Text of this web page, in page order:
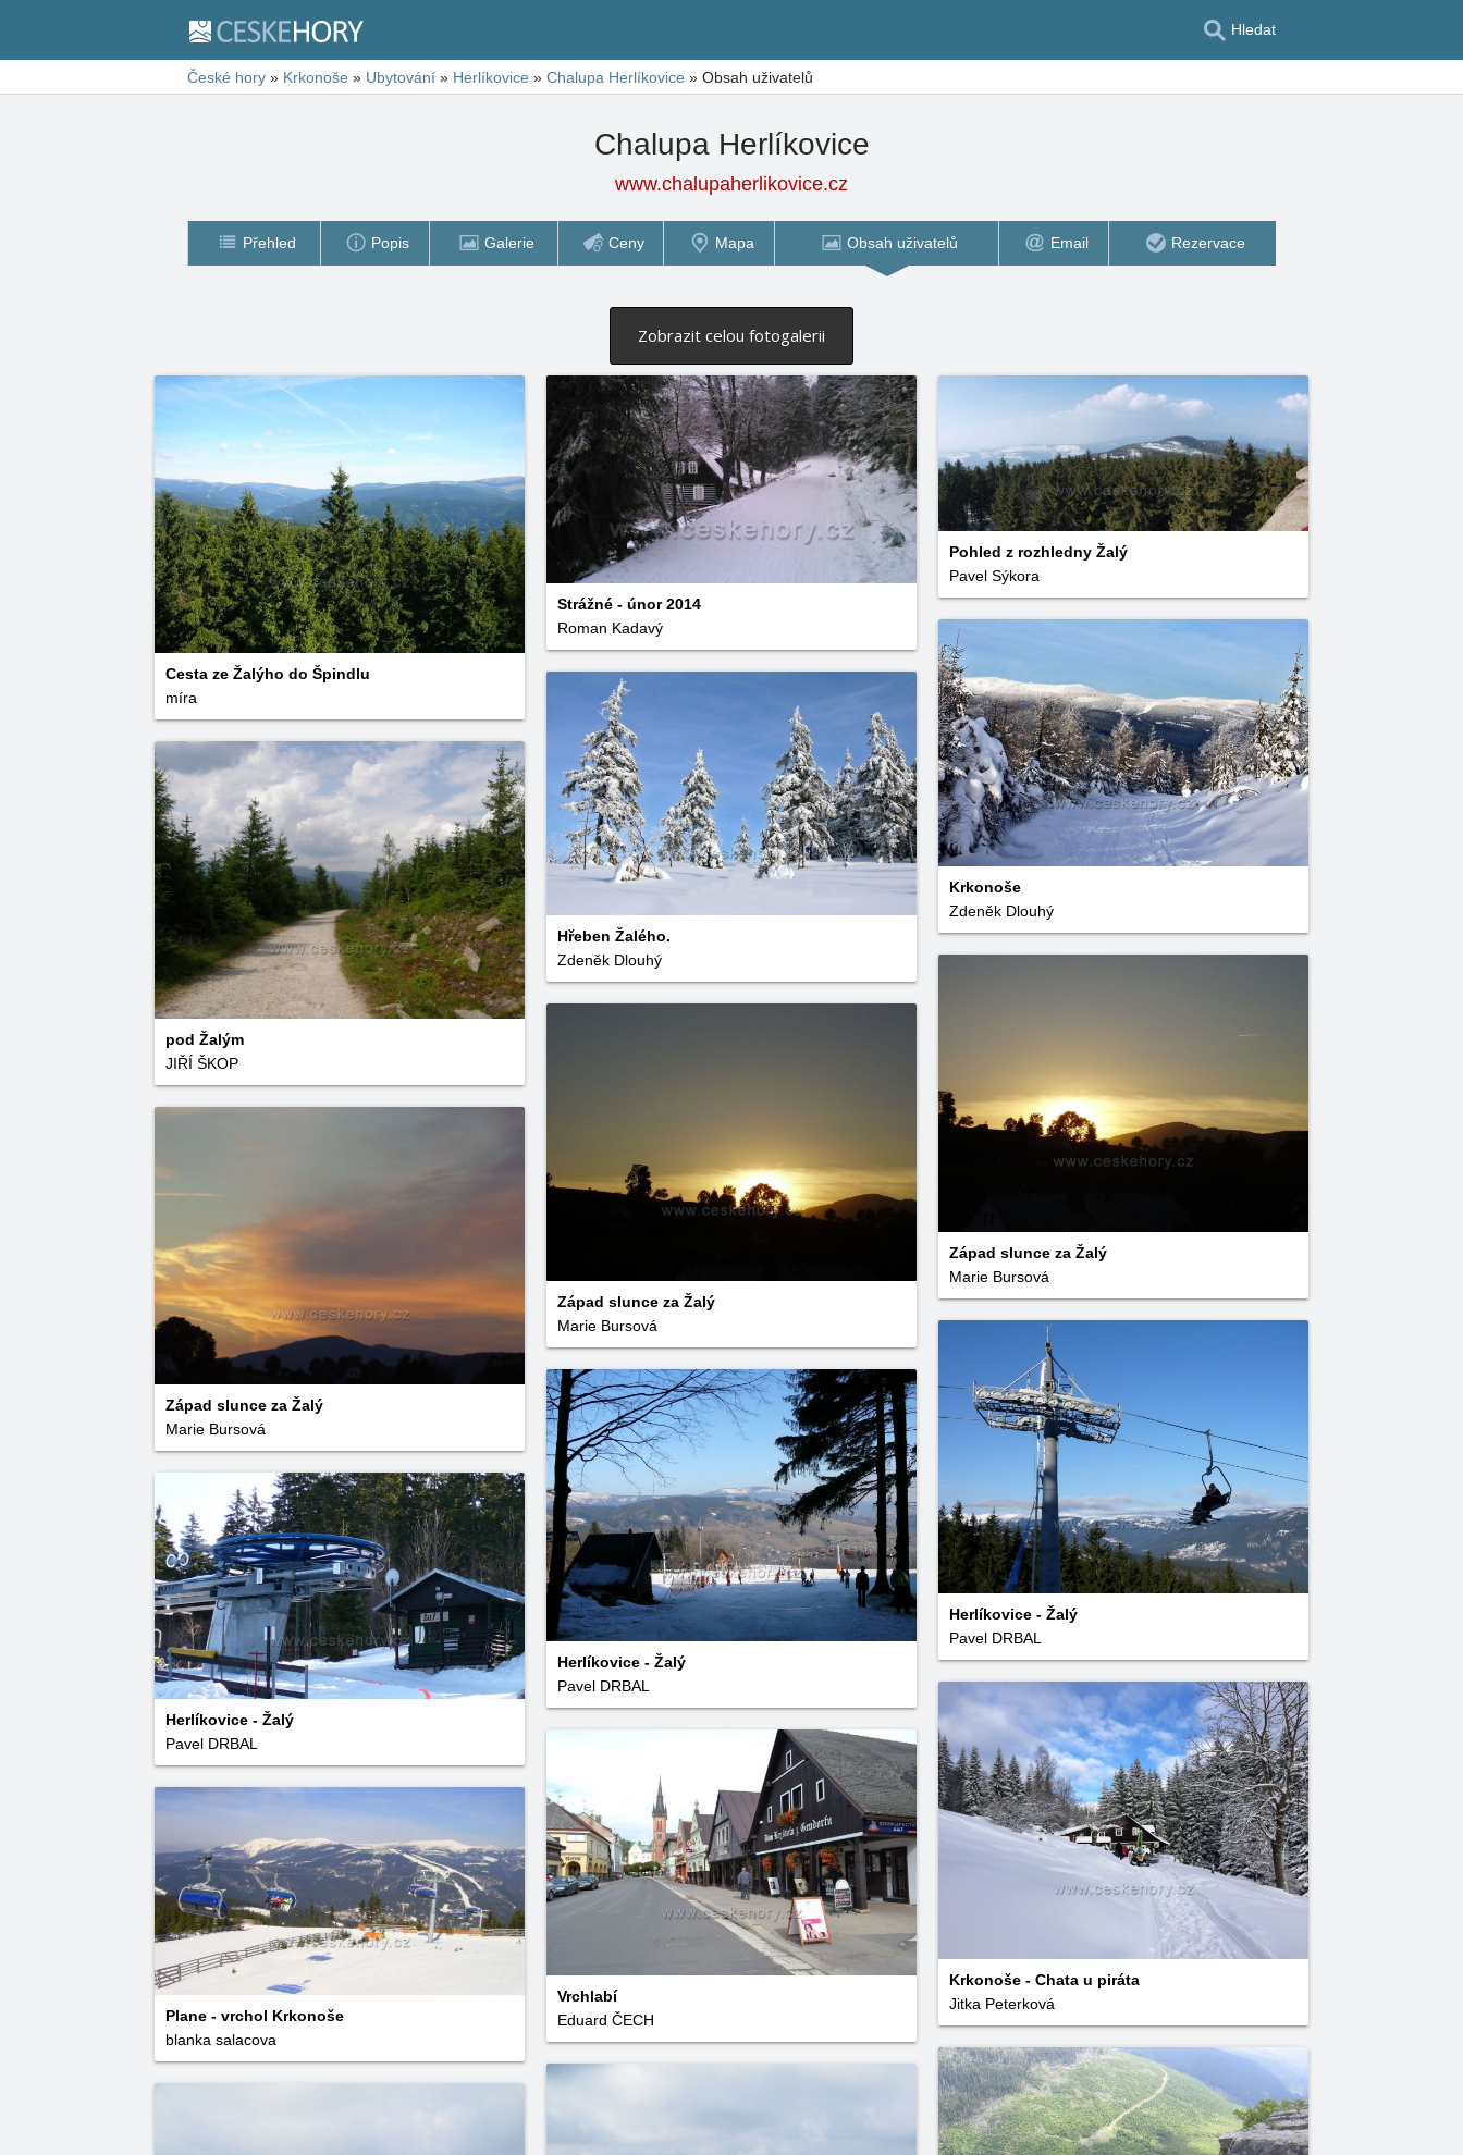
Hledat
České hory » Krkonoše » Ubytování » Herlíkovice » Chalupa Herlíkovice » Obsah uživatelů
Chalupa Herlíkovice
www.chalupaherlikovice.cz
Přehled Popis Galerie Ceny Mapa Obsah uživatelů Email Rezervace
Zobrazit celou fotogalerii
Cesta ze Žalýho do Špindlu
míra
Strážné - únor 2014
Roman Kadavý
Pohled z rozhledny Žalý
Pavel Sýkora
Krkonoše
Zdeněk Dlouhý
Hřeben Žalého.
Zdeněk Dlouhý
pod Žalým
JIŘÍ ŠKOP
Západ slunce za Žalý
Marie Bursová
Západ slunce za Žalý
Marie Bursová
Západ slunce za Žalý
Marie Bursová
Herlíkovice - Žalý
Pavel DRBAL
Herlíkovice - Žalý
Pavel DRBAL
Herlíkovice - Žalý
Pavel DRBAL
Krkonoše - Chata u piráta
Jitka Peterková
Vrchlabí
Eduard ČECH
Plane - vrchol Krkonoše
blanka salacova